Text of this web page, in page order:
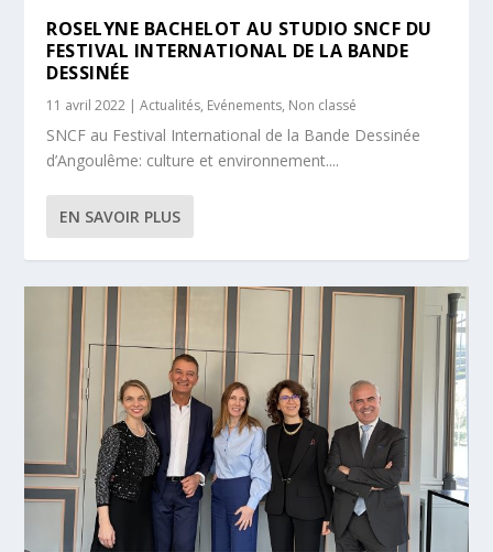
ROSELYNE BACHELOT AU STUDIO SNCF DU
FESTIVAL INTERNATIONAL DE LA BANDE
DESSINÉE
11 avril 2022 |Actualités, Evénements, Non classé
SNCF au Festival International de la Bande Dessinée
d’Angoulême: culture et environnement....
EN SAVOIR PLUS